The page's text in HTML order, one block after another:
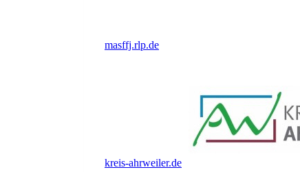
masffj.rlp.de
kreis-ahrweiler.de